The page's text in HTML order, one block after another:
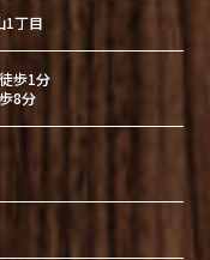
1丁目
歩1分
8分